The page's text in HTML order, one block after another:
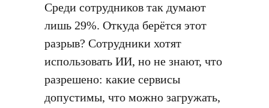
Среди сотрудников так думают
лишь 29%. Откуда берётся этот
разрыв? Сотрудники хотят
использовать ИИ, но не знают, что
разрешено: какие сервисы
допустимы, что можно загружать,